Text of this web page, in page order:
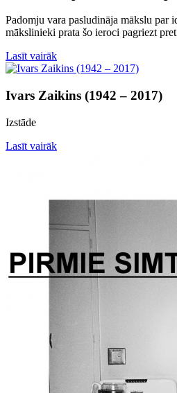
Padomju vara pasludināja mākslu par
mākslinieki prata šo ieroci pagriezt
Lasīt vairāk
Ivars Zaikins (1942 – 2017)
Izstāde
Lasīt vairāk